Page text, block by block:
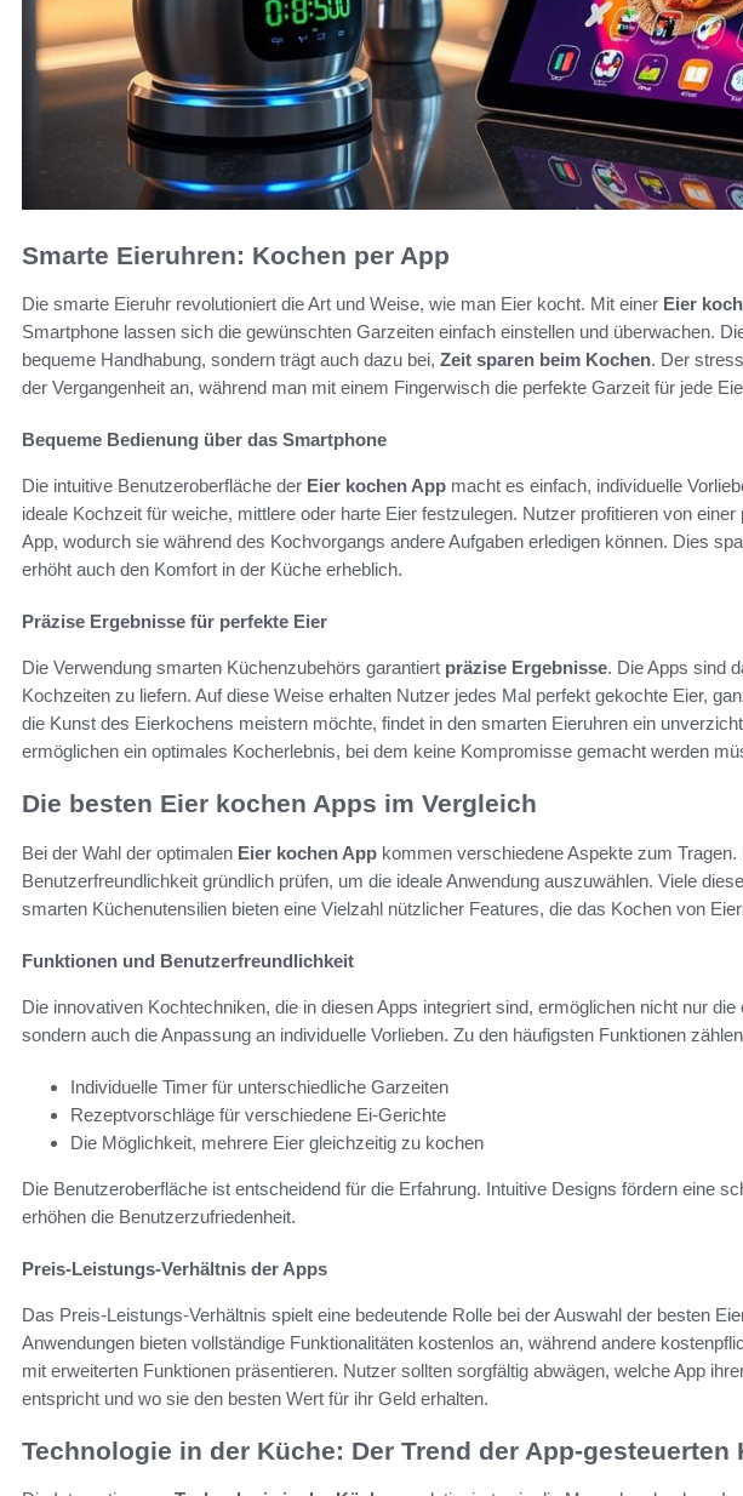
Smarte Eieruhren: Kochen per App
Die smarte Eieruhr revolutioniert die Art und Weise, wie man Eier kocht. Mit einer Eier
Smartphone lassen sich die gewünschten Garzeiten einfach einstellen und überwachen.
bequeme Handhabung, sondern trägt auch dazu bei, Zeit sparen beim Kochen. Der
der Vergangenheit an, während man mit einem Fingerwisch die perfekte Garzeit für jede
Bequeme Bedienung über das Smartphone
Die intuitive Benutzeroberfläche der Eier kochen App macht es einfach, individuelle
ideale Kochzeit für weiche, mittlere oder harte Eier festzulegen. Nutzer profitieren von
App, wodurch sie während des Kochvorgangs andere Aufgaben erledigen können. Dies
erhöht auch den Komfort in der Küche erheblich.
Präzise Ergebnisse für perfekte Eier
Die Verwendung smarten Küchenzubehörs garantiert präzise Ergebnisse. Die Apps sind
Kochzeiten zu liefern. Auf diese Weise erhalten Nutzer jedes Mal perfekt gekochte Eier,
die Kunst des Eierkochens meistern möchte, findet in den smarten Eieruhren ein
ermöglichen ein optimales Kocherlebnis, bei dem keine Kompromisse gemacht werden
Die besten Eier kochen Apps im Vergleich
Bei der Wahl der optimalen Eier kochen App kommen verschiedene Aspekte zum
Benutzerfreundlichkeit gründlich prüfen, um die ideale Anwendung auszuwählen. Viele
smarten Küchenutensilien bieten eine Vielzahl nützlicher Features, die das Kochen von
Funktionen und Benutzerfreundlichkeit
Die innovativen Kochtechniken, die in diesen Apps integriert sind, ermöglichen nicht nur die
sondern auch die Anpassung an individuelle Vorlieben. Zu den häufigsten Funktionen
Individuelle Timer für unterschiedliche Garzeiten
Rezeptvorschläge für verschiedene Ei-Gerichte
Die Möglichkeit, mehrere Eier gleichzeitig zu kochen
Die Benutzeroberfläche ist entscheidend für die Erfahrung. Intuitive Designs fördern eine
erhöhen die Benutzerzufriedenheit.
Preis-Leistungs-Verhältnis der Apps
Das Preis-Leistungs-Verhältnis spielt eine bedeutende Rolle bei der Auswahl der besten
Anwendungen bieten vollständige Funktionalitäten kostenlos an, während andere
mit erweiterten Funktionen präsentieren. Nutzer sollten sorgfältig abwägen, welche App
entspricht und wo sie den besten Wert für ihr Geld erhalten.
Technologie in der Küche: Der Trend der App-gesteuerten